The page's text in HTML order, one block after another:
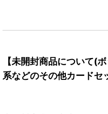
【未開封商品について(
系などのその他カードセ